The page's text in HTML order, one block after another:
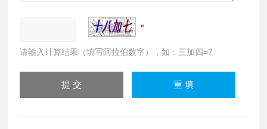
请输入计算结果（填写阿拉伯数字），如：三加四=7